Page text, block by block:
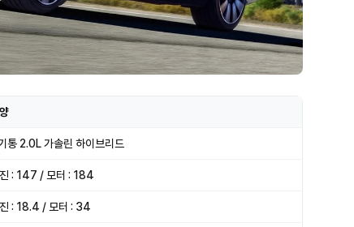
통 2.0L 가솔린 하이브리드
: 147 / 모터 : 184
: 18.4 / 모터 : 34